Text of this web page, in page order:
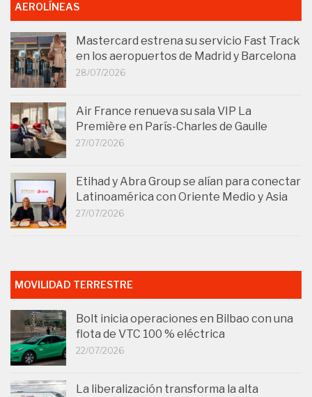
AEROLÍNEAS
Mastercard estrena su servicio Fast Track
en los aeropuertos de Madrid y Barcelona
28/07/2026
Air France renueva su sala VIP La
Première en París-Charles de Gaulle
27/07/2026
Etihad y Abra Group se alían para conectar
Latinoamérica con Oriente Medio y Asia
27/07/2026
MOVILIDAD TERRESTRE
Bolt inicia operaciones en Bilbao con una
flota de VTC 100 % eléctrica
22/07/2026
La liberalización transforma la alta